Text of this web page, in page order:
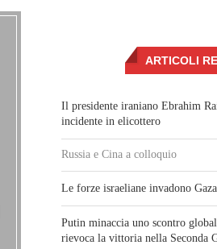
ARTICOLI
Il presidente iraniano Ebrahim
incidente in elicottero
Russia e Cina a colloquio
Le forze israeliane invadono
Putin minaccia uno scontro
rievoca la vittoria nella Seconda